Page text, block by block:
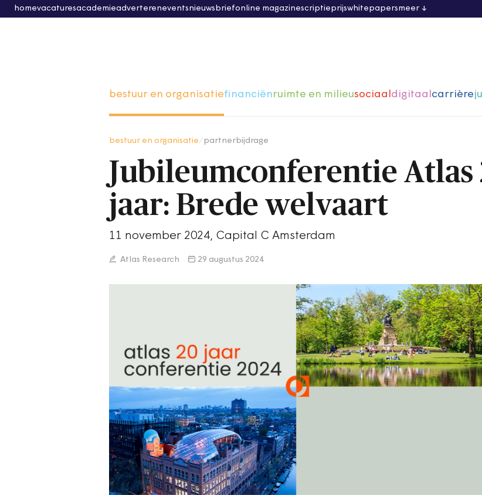
homevacaturesacademieadvertereneventsnieuwsbriefonline magazinescriptieprijswhitepapersmeer
bestuur en organisatiefinanciënruimte en milieusociaaldigitaalcarrière
bestuur en organisatie partnerbijdrage
Jubileumconferentie Atlas
jaar: Brede welvaart
11 november 2024, Capital C Amsterdam
Atlas Research 29 augustus 2024